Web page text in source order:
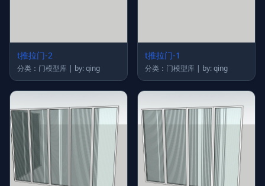
t推拉门-2
分类：门模型库 | by: qing
t推拉门-1
分类：门模型库 | by: qing